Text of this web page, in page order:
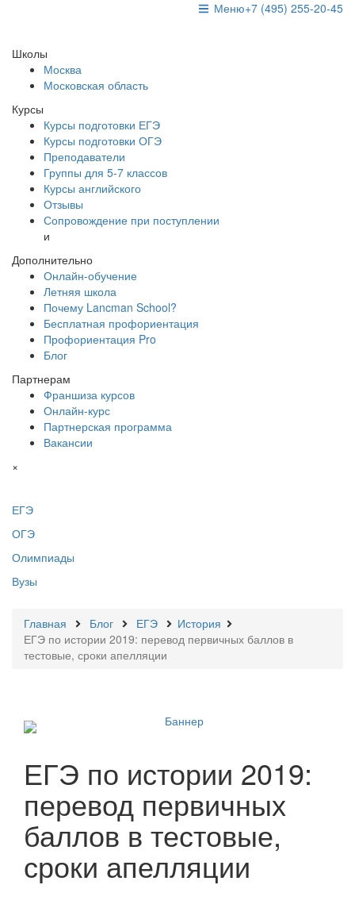
+7 (495) 255-20-45
Меню
Школы
Москва
Московская область
Курсы
Курсы подготовки ЕГЭ
Курсы подготовки ОГЭ
Преподаватели
Группы для 5-7 классов
Курсы английского
Отзывы
Сопровождение при поступлении
и
Дополнительно
Онлайн-обучение
Летняя школа
Почему Lancman School?
Бесплатная профориентация
Профориентация Pro
Блог
Партнерам
Франшиза курсов
Онлайн-курс
Партнерская программа
Вакансии
×
ЕГЭ
ОГЭ
Олимпиады
Вузы
Главная Блог ЕГЭ
История
ЕГЭ по истории 2019: перевод первичных баллов в
тестовые, сроки апелляции
ЕГЭ по истории 2019:
перевод первичных
баллов в тестовые,
сроки апелляции